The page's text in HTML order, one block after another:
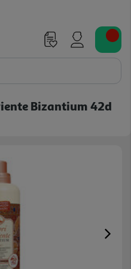
Bizantium 42d